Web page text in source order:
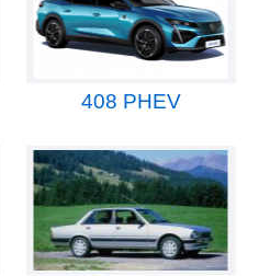
408 PHEV